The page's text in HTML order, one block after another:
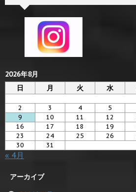
2026年8月
日
月 火 水
2
3 4 5
9
10 11 12
16
17 18 19
23
24 25 26
30
31
« 4月
アーカイブ